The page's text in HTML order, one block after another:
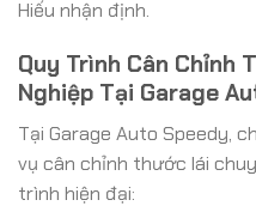
Hiếu nhận định.
Quy Trình Cân Chỉnh
Nghiệp Tại Garage
Tại Garage Auto Speedy,
vụ cân chỉnh thước lái
trình hiện đại: